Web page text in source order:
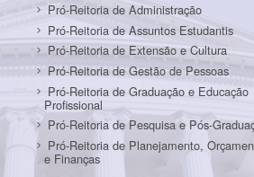
Pró-Reitoria de Administração
Pró-Reitoria de Assuntos Estudantis
Pró-Reitoria de Extensão e Cultura
Pró-Reitoria de Gestão de Pessoas
Pró-Reitoria de Graduação e Educação
Profissional
Pró-Reitoria de Pesquisa e Pós-
Pró-Reitoria de Planejamento,
e Finanças